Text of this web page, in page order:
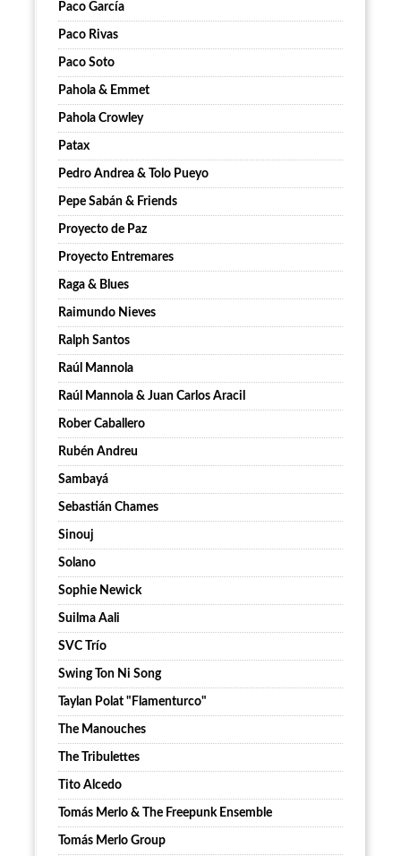
Paco García
Paco Rivas
Paco Soto
Pahola & Emmet
Pahola Crowley
Patax
Pedro Andrea & Tolo Pueyo
Pepe Sabán & Friends
Proyecto de Paz
Proyecto Entremares
Raga & Blues
Raimundo Nieves
Ralph Santos
Raúl Mannola
Raúl Mannola & Juan Carlos Aracil
Rober Caballero
Rubén Andreu
Sambayá
Sebastián Chames
Sinouj
Solano
Sophie Newick
Suilma Aali
SVC Trío
Swing Ton Ni Song
Taylan Polat "Flamenturco"
The Manouches
The Tribulettes
Tito Alcedo
Tomás Merlo & The Freepunk Ensemble
Tomás Merlo Group